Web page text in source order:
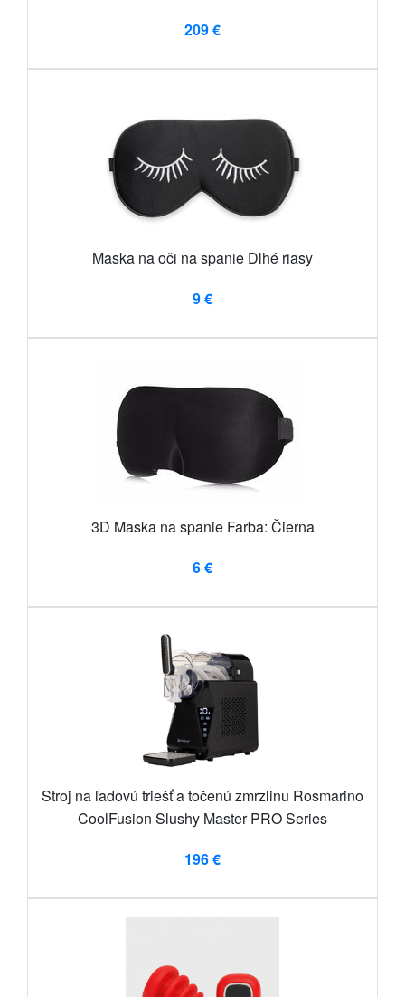
209 €
Maska na oči na spanie Dlhé riasy
9 €
3D Maska na spanie Farba: Čierna
6 €
Stroj na ľadovú triešť a točenú zmrzlinu Rosmarino
CoolFusion Slushy Master PRO Series
196 €